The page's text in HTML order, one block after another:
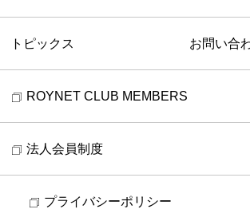
トピックス お問い合
ROYNET CLUB MEMBERS
法人会員制度
プライバシーポリシー